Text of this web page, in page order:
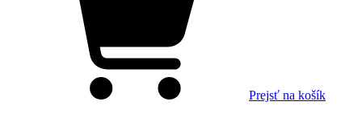
Prejsť na košík